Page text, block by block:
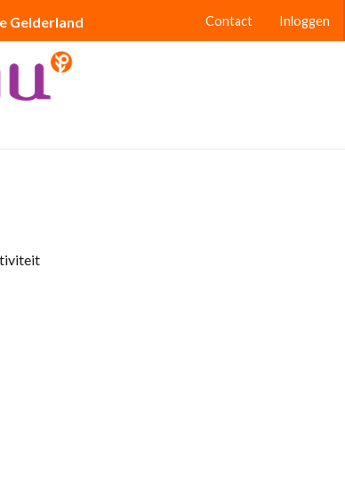
Gelderland Contact Inloggen